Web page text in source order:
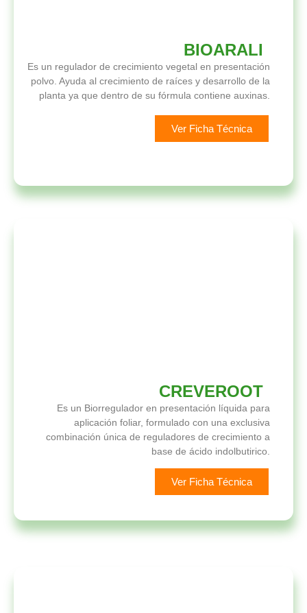
BIOARALI
Es un regulador de crecimiento vegetal en presentación
polvo. Ayuda al crecimiento de raíces y desarrollo de la
planta ya que dentro de su fórmula contiene auxinas.
Ver Ficha Técnica
CREVEROOT
Es un Biorregulador en presentación líquida para
aplicación foliar, formulado con una exclusiva
combinación única de reguladores de crecimiento a
base de ácido indolbutirico.
Ver Ficha Técnica